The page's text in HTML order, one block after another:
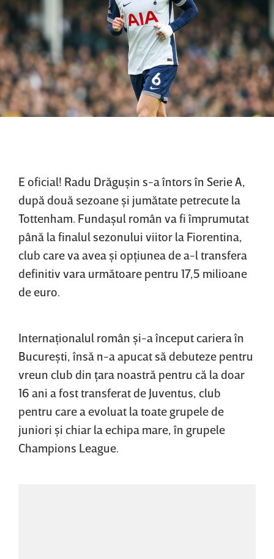
E oficial! Radu Drăguşin s-a întors în Serie A,
după două sezoane şi jumătate petrecute la
Tottenham. Fundaşul român va fi împrumutat
până la finalul sezonului viitor la Fiorentina,
club care va avea şi opţiunea de a-l transfera
definitiv vara următoare pentru 17,5 milioane
de euro.
Internaţionalul român şi-a început cariera în
Bucureşti, însă n-a apucat să debuteze pentru
vreun club din ţara noastră pentru că la doar
16 ani a fost transferat de Juventus, club
pentru care a evoluat la toate grupele de
juniori şi chiar la echipa mare, în grupele
Champions League.